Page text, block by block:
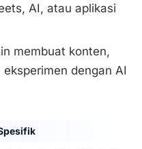
AI, atau aplikasi
membuat konten,
dengan AI